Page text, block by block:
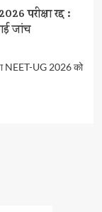
परीक्षा रद्द :
जांच
NEET-UG 2026 को